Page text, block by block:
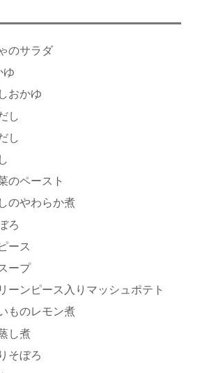
のサラダ
ゆ
おかゆ
し
し
のペースト
のやわらか煮
ろ
ース
ープ
ーンピース入りマッシュポテト
ものレモン煮
し煮
そぼろ